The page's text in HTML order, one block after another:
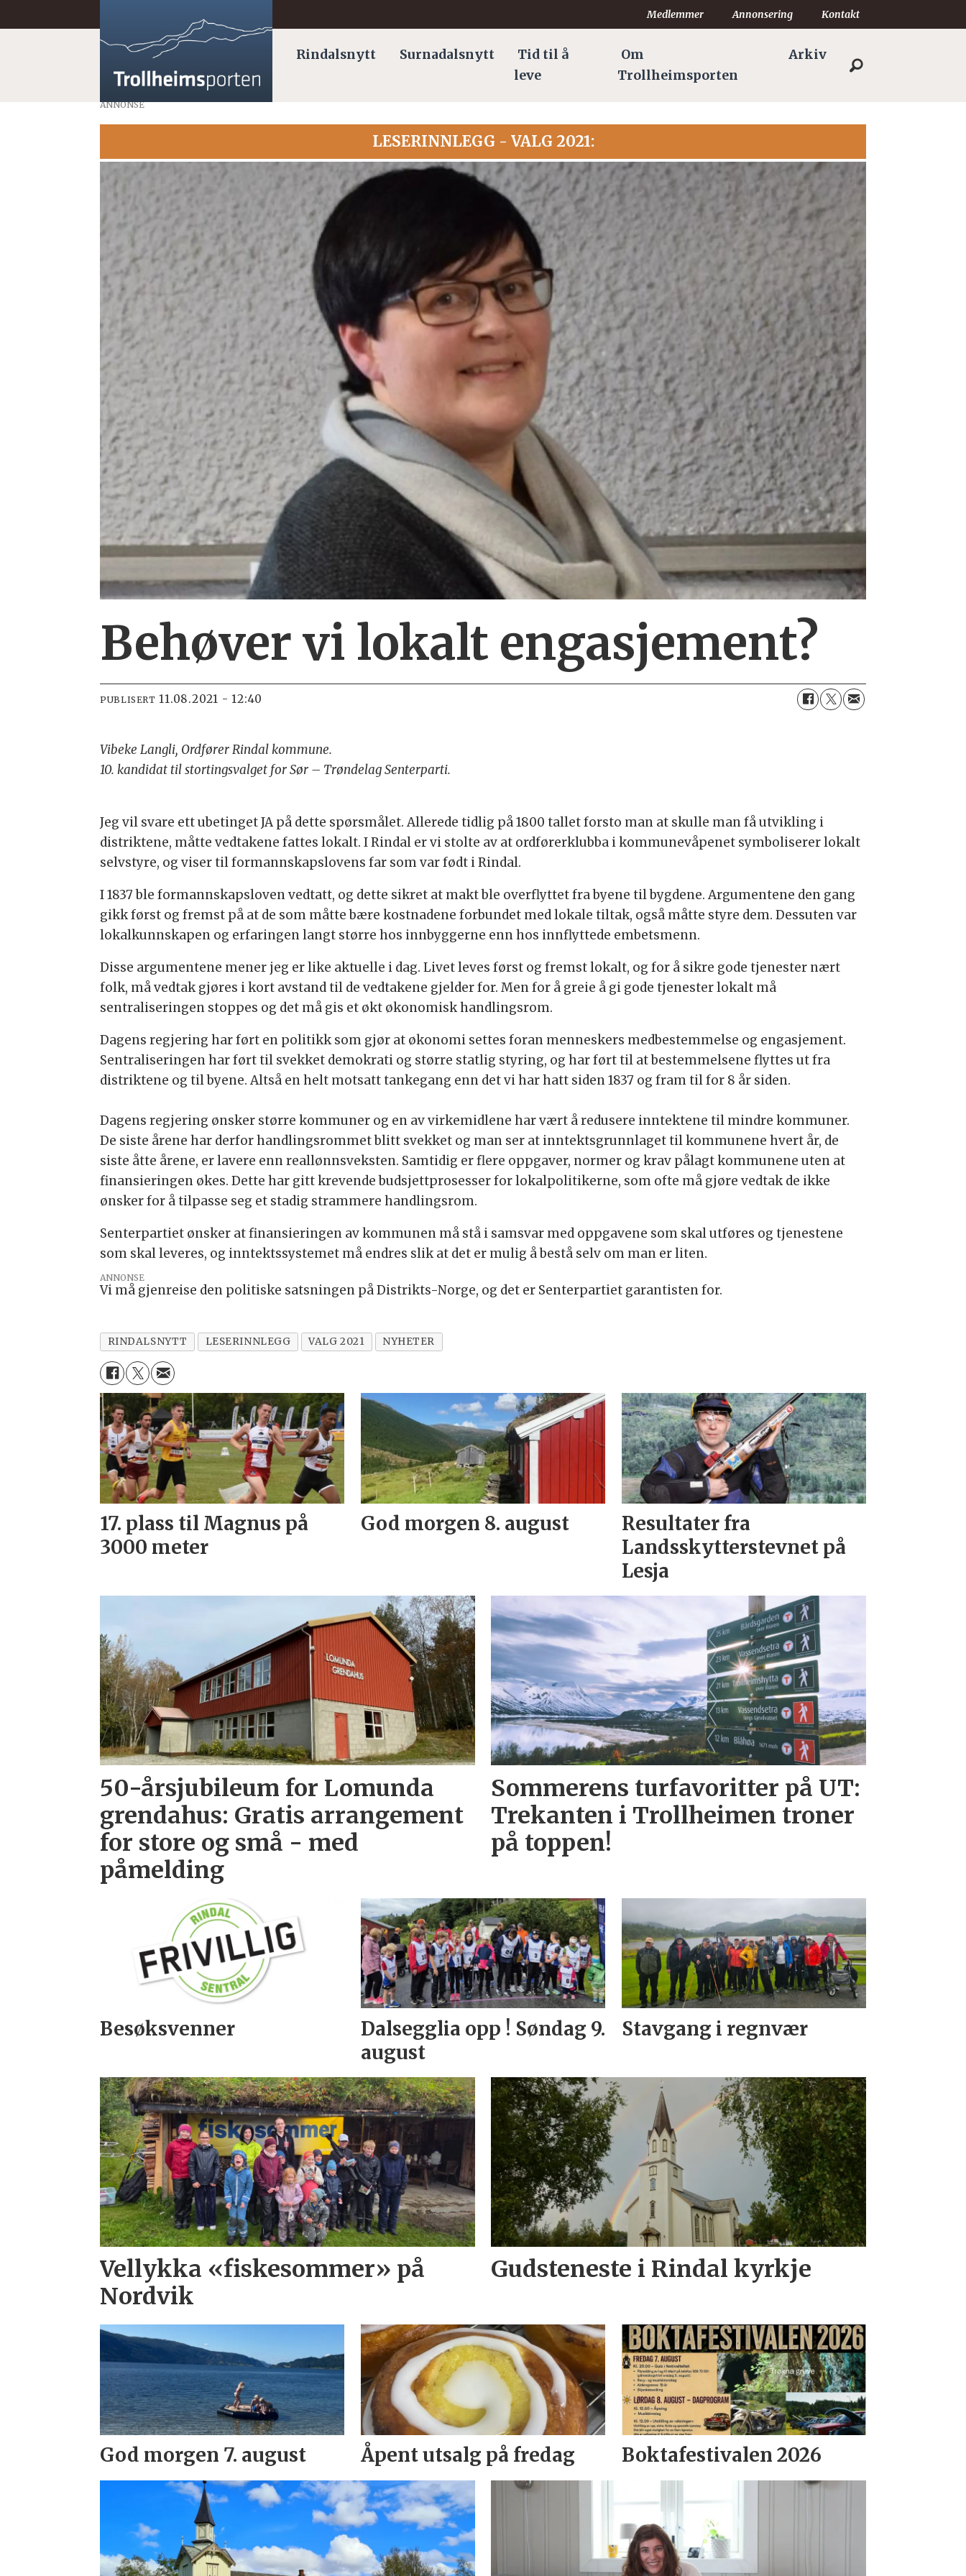
Medlemmer Annonsering Kontakt
Rindalsnytt Surnadalsnytt
Tid til å
leve
Om
Trollheimsporten
Arkiv
ANNONSE
LESERINNLEGG - VALG 2021:
Behøver vi lokalt engasjement?
PUBLISERT 11.08.2021 - 12:40
Vibeke Langli, Ordfører Rindal kommune.
10. kandidat til stortingsvalget for Sør – Trøndelag Senterparti.
Jeg vil svare ett ubetinget JA på dette spørsmålet. Allerede tidlig på 1800 tallet forsto man at skulle man få utvikling i
distriktene, måtte vedtakene fattes lokalt. I Rindal er vi stolte av at ordførerklubba i kommunevåpenet symboliserer lokalt
selvstyre, og viser til formannskapslovens far som var født i Rindal.
I 1837 ble formannskapsloven vedtatt, og dette sikret at makt ble overflyttet fra byene til bygdene. Argumentene den gang
gikk først og fremst på at de som måtte bære kostnadene forbundet med lokale tiltak, også måtte styre dem. Dessuten var
lokalkunnskapen og erfaringen langt større hos innbyggerne enn hos innflyttede embetsmenn.
Disse argumentene mener jeg er like aktuelle i dag. Livet leves først og fremst lokalt, og for å sikre gode tjenester nært
folk, må vedtak gjøres i kort avstand til de vedtakene gjelder for. Men for å greie å gi gode tjenester lokalt må
sentraliseringen stoppes og det må gis et økt økonomisk handlingsrom.
Dagens regjering har ført en politikk som gjør at økonomi settes foran menneskers medbestemmelse og engasjement.
Sentraliseringen har ført til svekket demokrati og større statlig styring, og har ført til at bestemmelsene flyttes ut fra
distriktene og til byene. Altså en helt motsatt tankegang enn det vi har hatt siden 1837 og fram til for 8 år siden.
Dagens regjering ønsker større kommuner og en av virkemidlene har vært å redusere inntektene til mindre kommuner.
De siste årene har derfor handlingsrommet blitt svekket og man ser at inntektsgrunnlaget til kommunene hvert år, de
siste åtte årene, er lavere enn reallønnsveksten. Samtidig er flere oppgaver, normer og krav pålagt kommunene uten at
finansieringen økes. Dette har gitt krevende budsjettprosesser for lokalpolitikerne, som ofte må gjøre vedtak de ikke
ønsker for å tilpasse seg et stadig strammere handlingsrom.
Senterpartiet ønsker at finansieringen av kommunen må stå i samsvar med oppgavene som skal utføres og tjenestene
som skal leveres, og inntektssystemet må endres slik at det er mulig å bestå selv om man er liten.
ANNONSE
Vi må gjenreise den politiske satsningen på Distrikts-Norge, og det er Senterpartiet garantisten for.
RINDALSNYTT LESERINNLEGG VALG 2021 NYHETER
17. plass til Magnus på
3000 meter
God morgen 8. august
Resultater fra
Landsskytterstevnet på
Lesja
50-årsjubileum for Lomunda
grendahus: Gratis arrangement
for store og små - med
påmelding
Sommerens turfavoritter på UT:
Trekanten i Trollheimen troner
på toppen!
Besøksvenner
Dalsegglia opp ! Søndag 9.
august
Stavgang i regnvær
Vellykka «fiskesommer» på
Nordvik
Gudsteneste i Rindal kyrkje
God morgen 7. august Åpent utsalg på fredag Boktafestivalen 2026